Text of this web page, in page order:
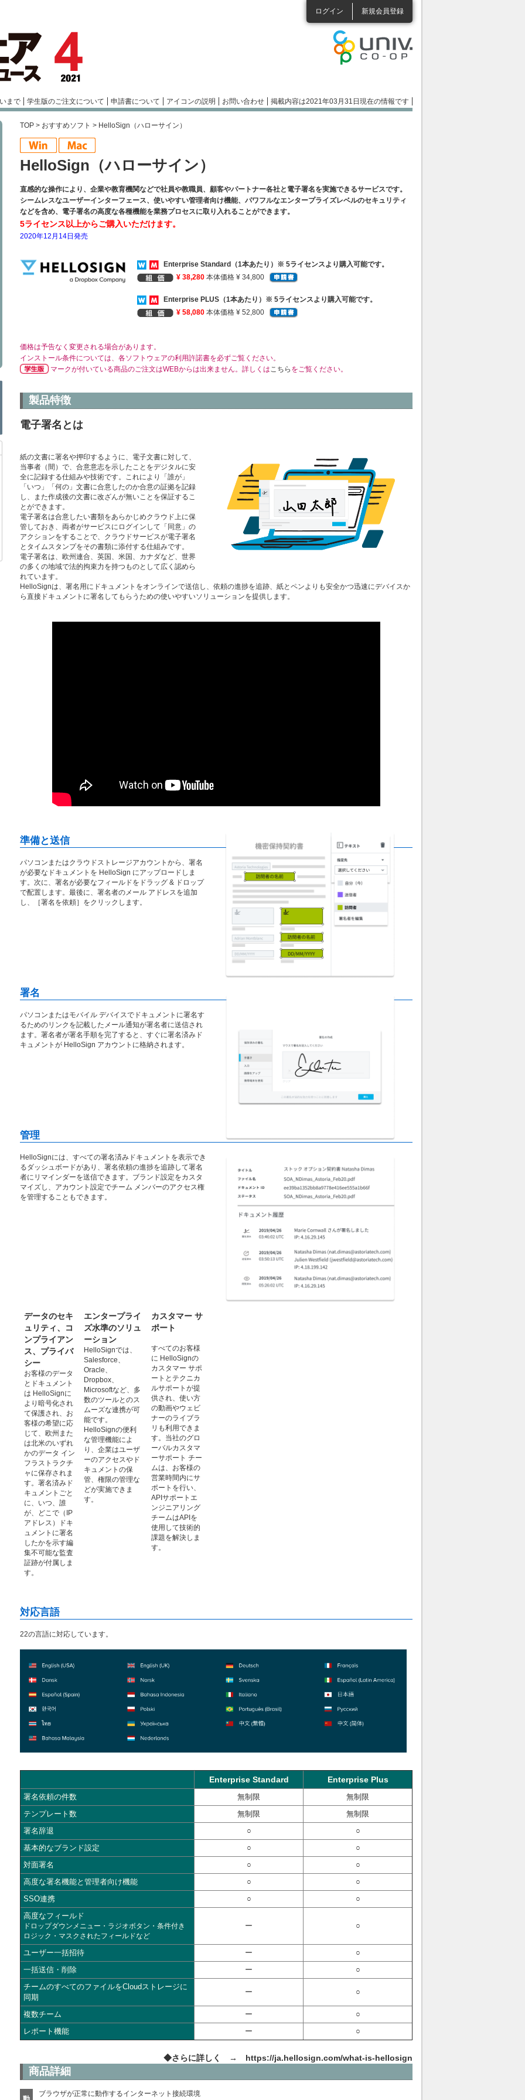
ログイン 新規会員登録
まで 学生版のご注文について 申請書について アイコンの説明 お問い合わせ 掲載内容は2021年03月31日現在の情報です
TOP > おすすめソフト > HelloSign（ハローサイン）
HelloSign（ハローサイン）
直感的な操作により、企業や教育機関などで社員や教職員、顧客やパートナー各社と電子署名を実施できるサービスです。
シームレスなユーザーインターフェース、使いやすい管理者向け機能、パワフルなエンタープライズレベルのセキュリティ
などを含め、電子署名の高度な各種機能を業務プロセスに取り入れることができます。
5ライセンス以上からご購入いただけます。
2020年12月14日発売
Enterprise Standard（1本あたり）※ 5ライセンスより購入可能です。
¥ 38,280 本体価格 ¥ 34,800
Enterprise PLUS（1本あたり）※ 5ライセンスより購入可能です。
¥ 58,080 本体価格 ¥ 52,800
価格は予告なく変更される場合があります。
インストール条件については、各ソフトウェアの利用許諾書を必ずご覧ください。
マークが付いている商品のご注文はWEBからは出来ません。詳しくはこちら をご覧ください。
製品特徴
電子署名とは
紙の文書に署名や押印するように、電子文書に対して、
当事者（間）で、合意意志を示したことをデジタルに安
全に記録する仕組みや技術です。これにより「誰が」
「いつ」「何の」文書に合意したのか合意の証拠を記録
し、また作成後の文書に改ざんが無いことを保証するこ
とができます。
電子署名は合意したい書類をあらかじめクラウド上に保
管しておき、両者がサービスにログインして「同意」の
アクションをすることで、クラウドサービスが電子署名
とタイムスタンプをその書類に添付する仕組みです。
電子署名は、欧州連合、英国、米国、カナダなど、世界
の多くの地域で法的拘束力を持つものとして広く認めら
れています。
HelloSignは、署名用にドキュメントをオンラインで送信し、依頼の進捗を追跡、紙とペンよりも安全かつ迅速にデバイスか
ら直接ドキュメントに署名してもらうための使いやすいソリューションを提供します。
準備と送信
パソコンまたはクラウドストレージアカウントから、署名
が必要なドキュメントを HelloSign にアップロードしま
す。次に、署名が必要なフィールドをドラッグ & ドロップ
で配置します。最後に、署名者のメール アドレスを追加
し、［署名を依頼］をクリックします。
署名
パソコンまたはモバイル デバイスでドキュメントに署名す
るためのリンクを記載したメール通知が署名者に送信され
ます。署名者が署名手順を完了すると、すぐに署名済みド
キュメントが HelloSign アカウントに格納されます。
管理
HelloSignには、すべての署名済みドキュメントを表示でき
るダッシュボードがあり、署名依頼の進捗を追跡して署名
者にリマインダーを送信できます。ブランド設定をカスタ
マイズし、アカウント設定でチーム メンバーのアクセス権
を管理することもできます。
データのセキ
ュリティ、コ
ンプライアン
ス、プライバ
シー
お客様のデータ
とドキュメント
は HelloSignに
より暗号化され
て保護され、お
客様の希望に応
じて、欧州また
は北米のいずれ
かのデータ イン
フラストラクチ
ャに保存されま
す。署名済みド
キュメントごと
に、いつ、誰
が、どこで（IP
アドレス）ドキ
ュメントに署名
したかを示す編
集不可能な監査
証跡が付属しま
す。
エンタープライ
ズ水準のソリュ
ーション
HelloSignでは、
Salesforce、
Oracle、
Dropbox、
Microsoftなど、多
数のツールとのス
ムーズな連携が可
能です。
HelloSignの便利
な管理機能によ
り、企業はユーザ
ーのアクセスやド
キュメントの保
管、権限の管理な
どが実施できま
す。
カスタマー サ
ポート
すべてのお客様
に HelloSignの
カスタマー サポ
ートとテクニカ
ルサポートが提
供され、使い方
の動画やウェビ
ナーのライブラ
リも利用できま
す。当社のグロ
ーバルカスタマ
ーサポート チー
ムは、お客様の
営業時間内にサ
ポートを行い、
APIサポートエ
ンジニアリング
チームはAPIを
使用して技術的
課題を解決しま
す。
対応言語
22の言語に対応しています。
Enterprise Standard Enterprise Plus
署名依頼の件数 無制限
無制限
テンプレート数
無制限
無制限
署名辞退
○
○
基本的なブランド設定
○
○
対面署名
○
○
高度な署名機能と管理者向け機能
○
○
SSO連携
○
○
高度なフィールド
ドロップダウンメニュー・ラジオボタン・条件付き
ロジック・マスクされたフィールドなど
ー ○
ユーザー一括招待 ー
○
一括送信・削除
ー
○
チームのすべてのファイルをCloudストレージに
同期
ー ○
複数チーム ー
○
レポート機能
ー ○
◆さらに詳しく → https://ja.hellosign.com/what-is-hellosign
商品詳細
ブラウザが正常に動作するインターネット接続環境